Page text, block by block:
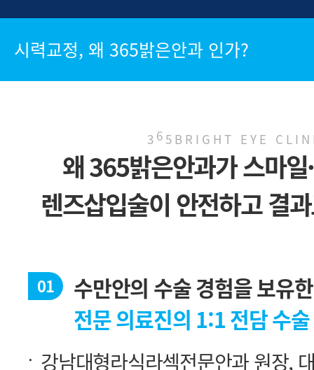
시력교정, 왜 365밝은안과 인가?
3 6 5BRIGHT EYE
왜 365밝은안과가 스마일
렌즈삽입술이 안전하고 결
01
수만안의 수술 경험을 보유한
전문 의료진의 1:1 전담 수술